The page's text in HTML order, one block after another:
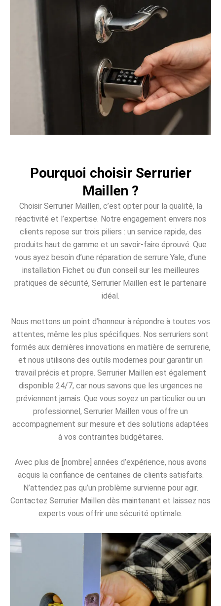
Pourquoi choisir Serrurier
Maillen ?
Choisir Serrurier Maillen, c’est opter pour la qualité, la
réactivité et l’expertise. Notre engagement envers nos
clients repose sur trois piliers : un service rapide, des
produits haut de gamme et un savoir-faire éprouvé. Que
vous ayez besoin d’une réparation de serrure Yale, d’une
installation Fichet ou d’un conseil sur les meilleures
pratiques de sécurité, Serrurier Maillen est le partenaire
idéal.
Nous mettons un point d’honneur à répondre à toutes vos
attentes, même les plus spécifiques. Nos serruriers sont
formés aux dernières innovations en matière de serrurerie,
et nous utilisons des outils modernes pour garantir un
travail précis et propre. Serrurier Maillen est également
disponible 24/7, car nous savons que les urgences ne
préviennent jamais. Que vous soyez un particulier ou un
professionnel, Serrurier Maillen vous offre un
accompagnement sur mesure et des solutions adaptées
à vos contraintes budgétaires.
Avec plus de [nombre] années d’expérience, nous avons
acquis la confiance de centaines de clients satisfaits.
N’attendez pas qu’un problème survienne pour agir.
Contactez Serrurier Maillen dès maintenant et laissez nos
experts vous offrir une sécurité optimale.